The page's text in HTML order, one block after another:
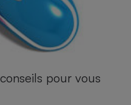
pour vous